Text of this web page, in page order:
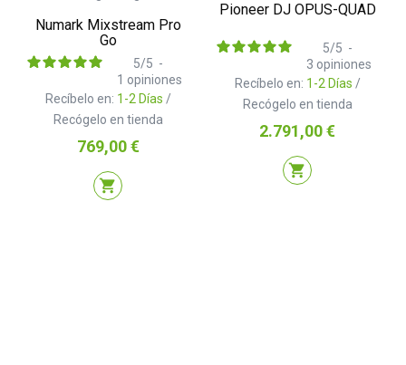
Numark Mixstream Pro
Go
Recíbelo en: 1-2 Días /
Recógelo en tienda
5/5 -
1 opiniones
Precio
769,00 €
shopping_cart
Pioneer DJ OPUS-QUAD
Recíbelo en: 1-2 Días /
Recógelo en tienda
5/5 -
3 opiniones
Precio
2.791,00 €
shopping_cart